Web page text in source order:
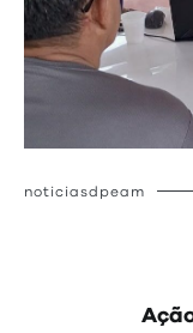
noticiasdpeam